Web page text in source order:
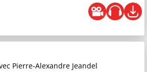
Pierre-Alexandre Jeandel